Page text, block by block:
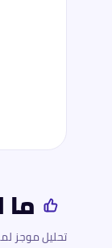
ما
تحليل موجز